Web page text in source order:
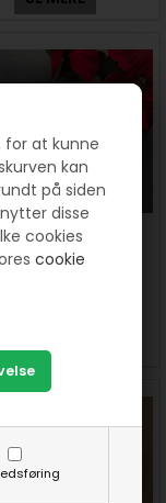
for at kunne
kan
på siden
disse
cookies
cookie
Juleleg 2020 - et
mønster - 3.